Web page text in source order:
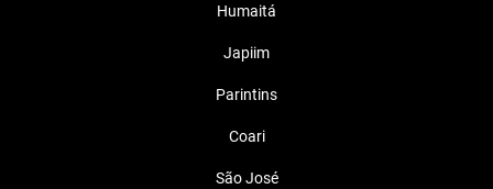
Humaitá
Japiim
Parintins
Coari
São José